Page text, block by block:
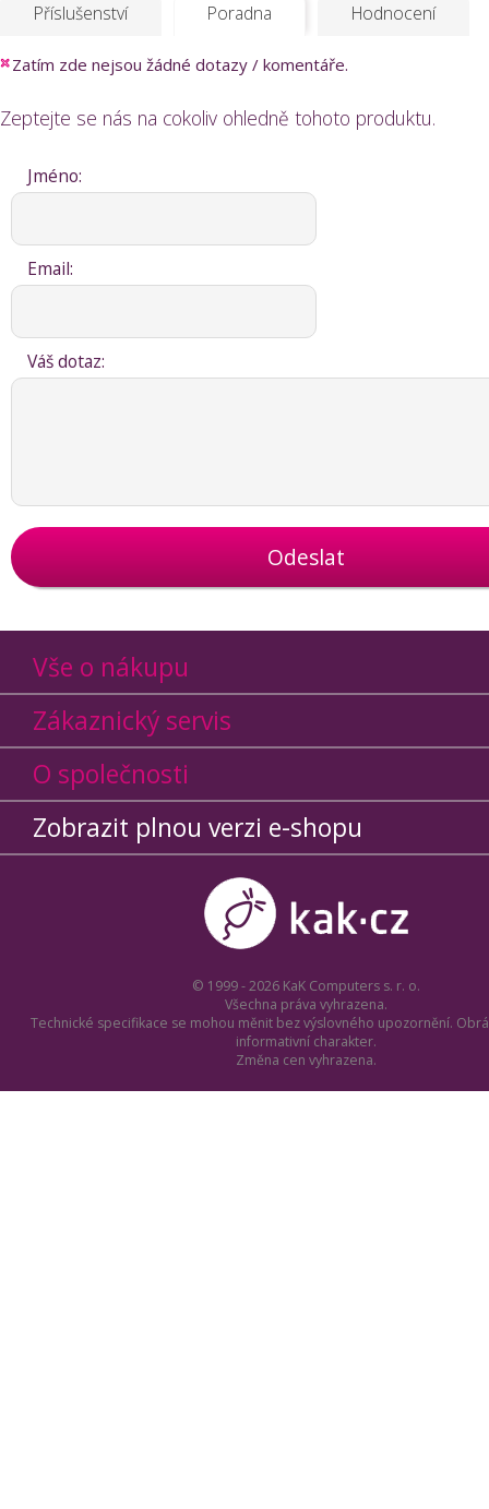
Příslušenství Poradna Hodnocení
Zatím zde nejsou žádné dotazy / komentáře.
Zeptejte se nás na cokoliv ohledně tohoto produktu.
Jméno:
Email:
Váš dotaz:
Odeslat
Vše o nákupu
Zákaznický servis
O společnosti
Zobrazit plnou verzi e-shopu
© 1999 - 2026 KaK Computers s. r. o.
Všechna práva vyhrazena.
Technické specifikace se mohou měnit bez výslovného upozornění.
informativní charakter.
Změna cen vyhrazena.